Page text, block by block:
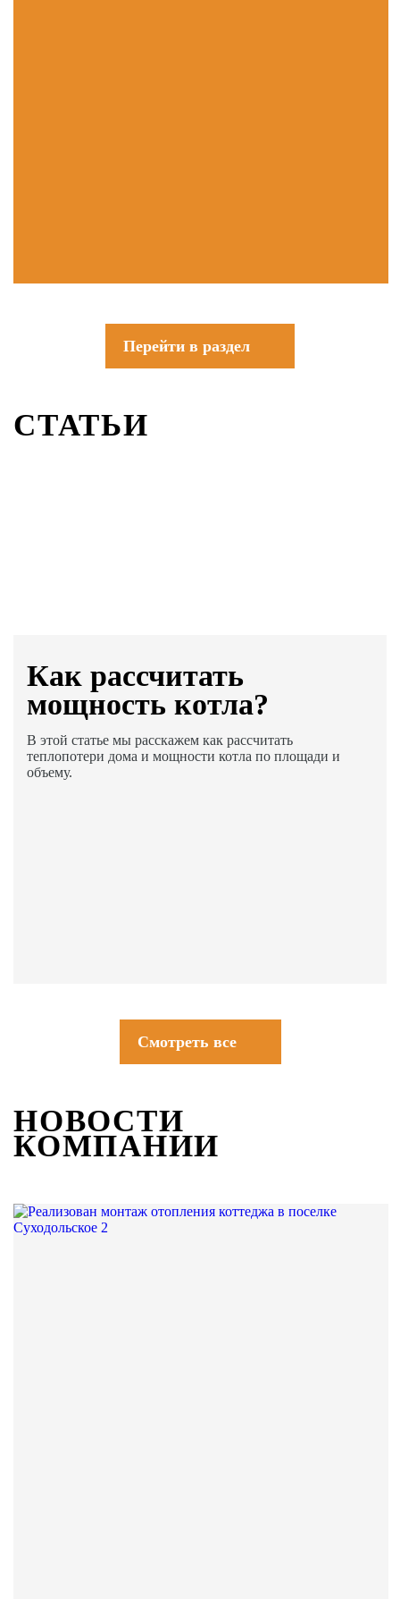
Перейти в раздел
СТАТЬИ
Как раcсчитать
мощность котла?
В этой статье мы расскажем как рассчитать
теплопотери дома и мощности котла по площади и
объему.
Смотреть все
НОВОСТИ
КОМПАНИИ